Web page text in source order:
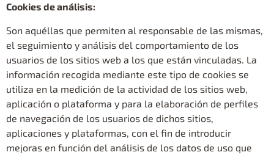
Cookies de análisis:
Son aquéllas que permiten al responsable de las mismas,
el seguimiento y análisis del comportamiento de los
usuarios de los sitios web a los que están vinculadas. La
información recogida mediante este tipo de cookies se
utiliza en la medición de la actividad de los sitios web,
aplicación o plataforma y para la elaboración de perfiles
de navegación de los usuarios de dichos sitios,
aplicaciones y plataformas, con el fin de introducir
mejoras en función del análisis de los datos de uso que